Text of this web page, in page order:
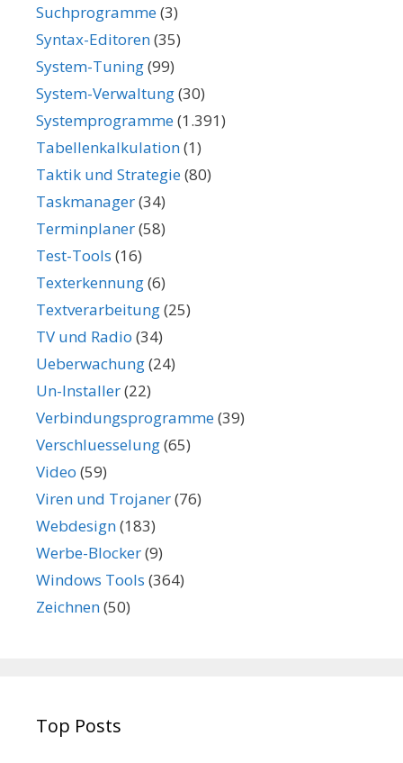
Suchprogramme(3)
Syntax-Editoren(35)
System-Tuning(99)
System-Verwaltung(30)
Systemprogramme(1.391)
Tabellenkalkulation(1)
Taktik und Strategie(80)
Taskmanager(34)
Terminplaner(58)
Test-Tools (16)
Texterkennung(6)
Textverarbeitung(25)
TV und Radio (34)
Ueberwachung(24)
Un-Installer(22)
Verbindungsprogramme(39)
Verschluesselung(65)
Video (59)
Viren und Trojaner(76)
Webdesign(183)
Werbe-Blocker(9)
Windows Tools (364)
Zeichnen(50)
Top Posts